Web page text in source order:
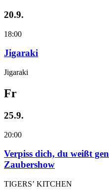
20.9.
18:00
Jigaraki
Jigaraki
Fr
25.9.
20:00
Verpiss dich, du weißt
Zaubershow
TIGERS’ KITCHEN